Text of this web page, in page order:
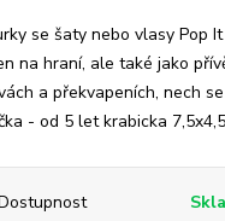
se šaty nebo vlasy Pop
na hraní, ale také jako
a překvapeních, nech
- od 5 let krabicka